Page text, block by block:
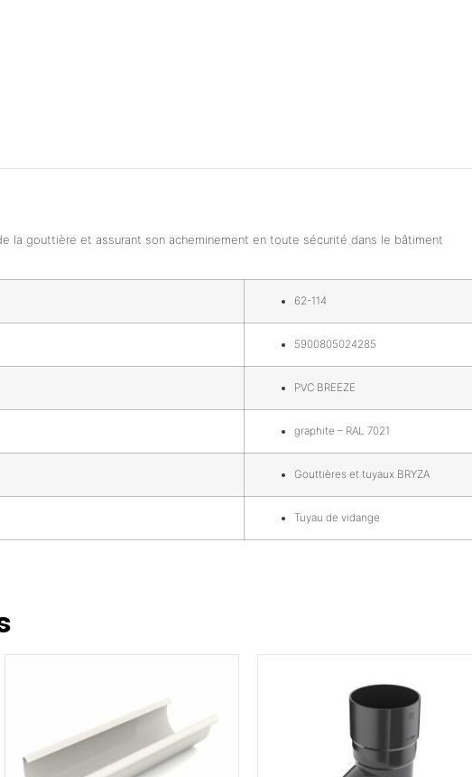
la gouttière et assurant son acheminement en toute sécurité dans le bâtiment
62-114
5900805024285
PVC BREEZE
graphite – RAL 7021
Gouttières et tuyaux BRYZA
Tuyau de vidange